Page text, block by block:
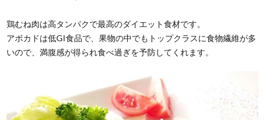
鶏むね肉は高タンパクで最高のダイエット食材です。
アボカドは低GI食品で、果物の中でもトップクラスに食物繊維が多
いので、満腹感が得られ食べ過ぎを予防してくれます。